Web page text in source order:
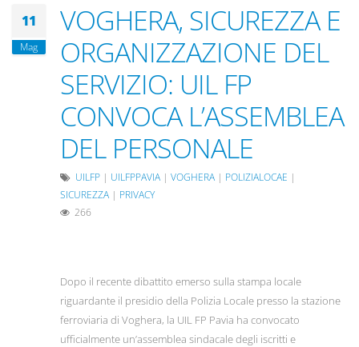
11
Mag
VOGHERA, SICUREZZA E
ORGANIZZAZIONE DEL
SERVIZIO: UIL FP
CONVOCA L’ASSEMBLEA
DEL PERSONALE
UILFP | UILFPPAVIA | VOGHERA | POLIZIALOCAE |
SICUREZZA | PRIVACY
266
Dopo il recente dibattito emerso sulla stampa locale
riguardante il presidio della Polizia Locale presso la stazione
ferroviaria di Voghera, la UIL FP Pavia ha convocato
ufficialmente un’assemblea sindacale degli iscritti e